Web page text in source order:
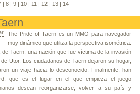
| 8 | 9 | 10 | 11 | 12 | 13 | 14
The Pride of Taern es un MMO para navegador
muy dinámico que utiliza la perspectiva isométrica.
de Taern, una nación que fue víctima de la invasión
Utor. Los ciudadanos de Taern dejaron su hogar,
un viaje hacia lo desconocido. Finalmente, han
que es el lugar en el que empieza el juego
desean reorganizarse, volver a su país y